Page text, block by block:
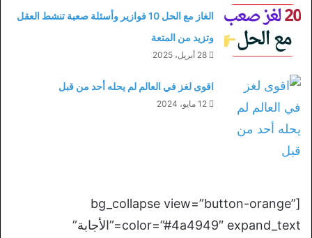
الغاز مع الحل 10 فوازير وأسئلة صعبة تنشط العقل
وتزيد من المتعة
28 أبريل، 2025
اقوى لغز في العالم لم يحله أحد من قبل
12 مايو، 2024
[bg_collapse view=”button-orange”
color=”#4a4949″ expand_text=”الأجابة”